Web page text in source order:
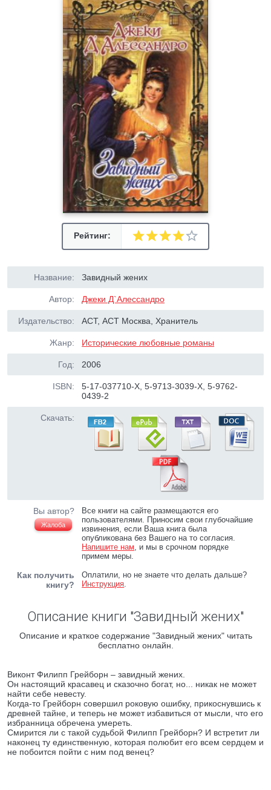
Рейтинг:
Название: Завидный жених
Автор: Джеки Д`Алессандро
Издательство: АСТ, АСТ Москва, Хранитель
Жанр: Исторические любовные романы
Год: 2006
ISBN:
5-17-037710-Х, 5-9713-3039-Х, 5-9762-
0439-2
Скачать:
Вы автор?
Жалоба
Все книги на сайте размещаются его
пользователями. Приносим свои глубочайшие
извинения, если Ваша книга была
опубликована без Вашего на то согласия.
Напишите нам, и мы в срочном порядке
примем меры.
Как получить
книгу?
Оплатили, но не знаете что делать дальше?
Инструкция.
Описание книги "Завидный жених"
Описание и краткое содержание "Завидный жених" читать
бесплатно онлайн.
Виконт Филипп Грейборн – завидный жених.
Он настоящий красавец и сказочно богат, но... никак не может
найти себе невесту.
Когда-то Грейборн совершил роковую ошибку, прикоснувшись к
древней тайне, и теперь не может избавиться от мысли, что его
избранница обречена умереть.
Смирится ли с такой судьбой Филипп Грейборн? И встретит ли
наконец ту единственную, которая полюбит его всем сердцем и
не побоится пойти с ним под венец?